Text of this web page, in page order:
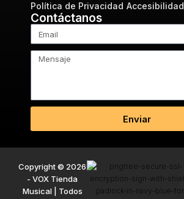
Política de Privacidad Accesibilidad
Contáctanos
Enviar
Copyright © 2026
- VOX Tienda
Musical | Todos